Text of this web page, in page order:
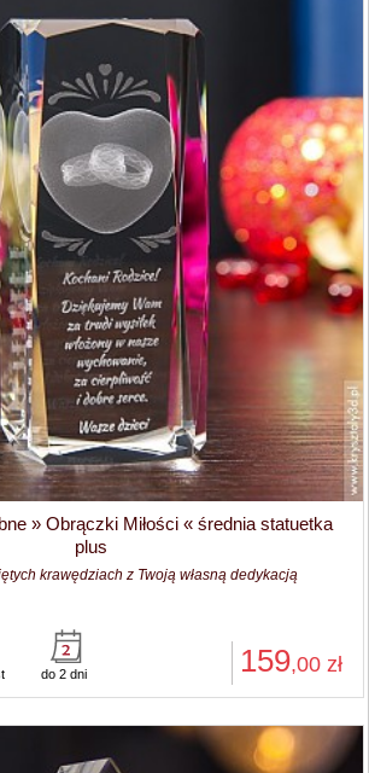
» Obrączki Miłości « średnia statuetka
plus
krawędziach z Twoją własną dedykacją
159,00 zł
do 2 dni